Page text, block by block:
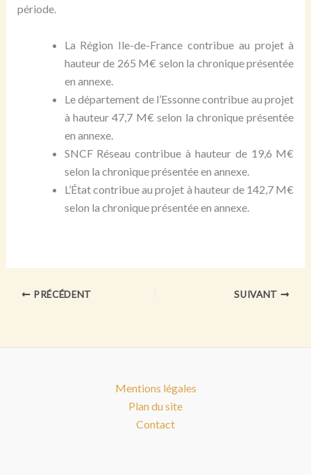
période.
La Région Ile-de-France contribue au projet à
hauteur de 265 M€ selon la chronique présentée
en annexe.
Le département de l’Essonne contribue au projet
à hauteur 47,7 M€ selon la chronique présentée
en annexe.
SNCF Réseau contribue à hauteur de 19,6 M€
selon la chronique présentée en annexe.
L’État contribue au projet à hauteur de 142,7 M€
selon la chronique présentée en annexe.
PRÉCÉDENT SUIVANT
Mentions légales
Plan du site
Contact